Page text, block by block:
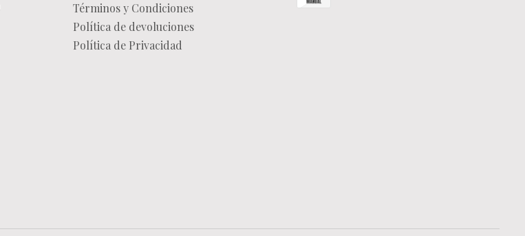
Términos y Condiciones
Política de devoluciones
Política de Privacidad